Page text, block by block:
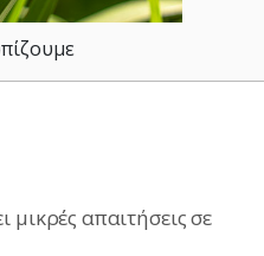
απαιτήσεις σε